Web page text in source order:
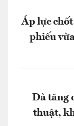
Áp lực
phiếu
Đà tăng
thuật,